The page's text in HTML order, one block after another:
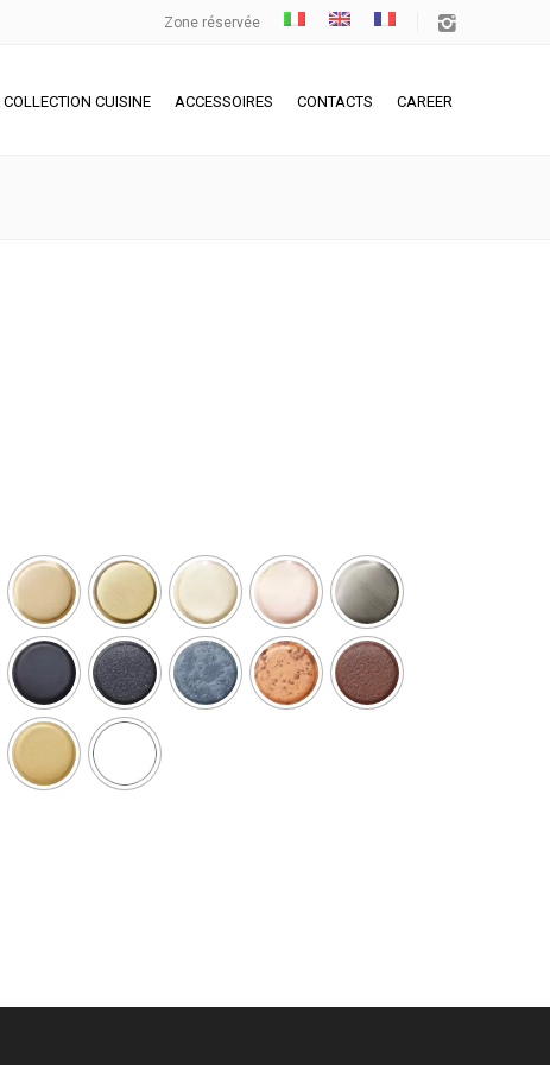
Zone réservée
COLLECTION CUISINE ACCESSOIRES CONTACTS CAREER